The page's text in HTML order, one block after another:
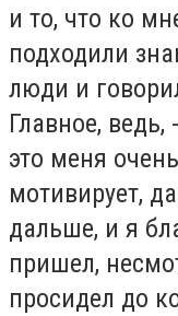
и то, что ко
подходили
люди и
Главное,
это меня
мотивирует,
дальше, и я
пришел,
просидел до